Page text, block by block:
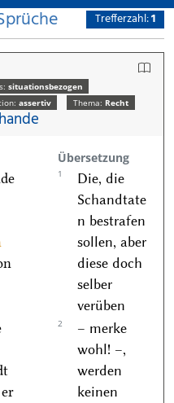
Trefferzahl:1
situationsbezogen
assertiv Thema: Recht
Übersetzung
1
Die, die
Schandtate
n bestrafen
sollen, aber
diese doch
selber
verüben
2
– merke
wohl! –,
werden
keinen